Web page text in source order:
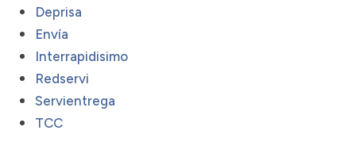
Deprisa
Envía
Interrapidisimo
Redservi
Servientrega
TCC